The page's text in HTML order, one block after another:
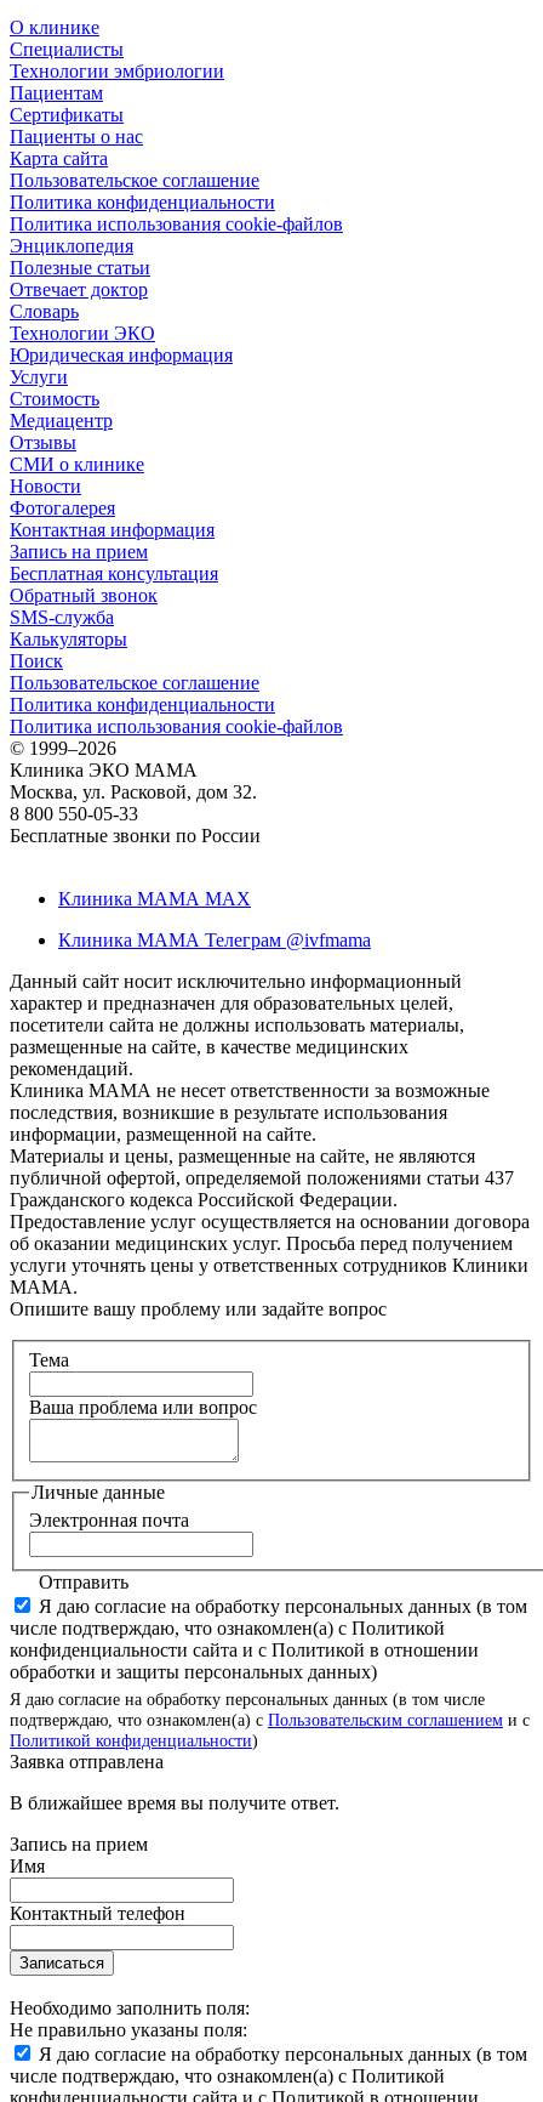
О клинике
Специалисты
Технологии эмбриологии
Пациентам
Сертификаты
Пациенты о нас
Карта сайта
Пользовательское соглашение
Политика конфиденциальности
Политика использования cookie-файлов
Энциклопедия
Полезные статьи
Отвечает доктор
Словарь
Технологии ЭКО
Юридическая информация
Услуги
Стоимость
Медиацентр
Отзывы
СМИ о клинике
Новости
Фотогалерея
Контактная информация
Запись на прием
Бесплатная консультация
Обратный звонок
SMS-служба
Калькуляторы
Поиск
Пользовательское соглашение
Политика конфиденциальности
Политика использования cookie-файлов
© 1999–2026
Клиника ЭКО МАМА
Москва, ул. Расковой, дом 32.
8 800 550-05-33
Бесплатные звонки по России
Клиника МАМА MAX
Клиника МАМА Телеграм @ivfmama
Данный сайт носит исключительно информационный
характер и предназначен для образовательных целей,
посетители сайта не должны использовать материалы,
размещенные на сайте, в качестве медицинских
рекомендаций.
Клиника МАМА не несет ответственности за возможные
последствия, возникшие в результате использования
информации, размещенной на сайте.
Материалы и цены, размещенные на сайте, не являются
публичной офертой, определяемой положениями статьи 437
Гражданского кодекса Российской Федерации.
Предоставление услуг осуществляется на основании договора
об оказании медицинских услуг. Просьба перед получением
услуги уточнять цены у ответственных сотрудников Клиники
МАМА.
Опишите вашу проблему или задайте вопрос
Тема
Ваша проблема или вопрос
Личные данные
Электронная почта
Отправить
Я даю согласие на обработку персональных данных (в том
числе подтверждаю, что ознакомлен(а) с Политикой
конфиденциальности сайта и с Политикой в отношении
обработки и защиты персональных данных)
Я даю согласие на обработку персональных данных (в том числе
подтверждаю, что ознакомлен(а) с Пользовательским соглашением и с
Политикой конфиденциальности)
Заявка отправлена
В ближайшее время вы получите ответ.
Запись на прием
Имя
Контактный телефон
Записаться
Необходимо заполнить поля:
Не правильно указаны поля:
Я даю согласие на обработку персональных данных (в том
числе подтверждаю, что ознакомлен(а) с Политикой